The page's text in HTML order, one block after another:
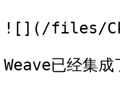
![](/files/
Weave已经集